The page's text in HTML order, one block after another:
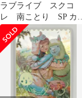
ラブライブ スクコ
レ 南ことり SP カー
ド